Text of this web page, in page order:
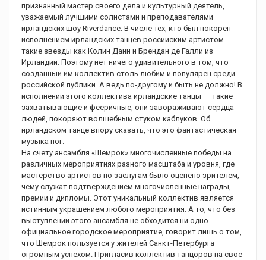
признанный мастер своего дела и культурный деятель,
уважаемый лучшими солистами и преподавателями
ирландских шоу Riverdance. В числе тех, кто был покорен
исполнением ирландских танцев российским артистом
такие звезды как Колин Данн и Брендан де Галли из
Ирландии. Поэтому нет ничего удивительного в том, что
созданный им коллектив столь любим и популярен среди
российской публики. А ведь по-другому и быть не должно! В
исполнении этого коллектива ирландские танцы – такие
захватывающие и фееричные, они завораживают сердца
людей, покоряют волшебным стуком каблуков. Об
ирландском танце впору сказать, что это фантастическая
музыка ног.
На счету ансамбля «Шемрок» многочисленные победы на
различных мероприятиях разного масштаба и уровня, где
мастерство артистов по заслугам было оценено зрителем,
чему служат подтверждением многочисленные награды,
премии и дипломы. Этот уникальный коллектив является
истинным украшением любого мероприятия. А то, что без
выступлений этого ансамбля не обходится ни одно
официальное городское мероприятие, говорит лишь о том,
что Шемрок пользуется у жителей Санкт-Петербурга
огромным успехом. Пригласив коллектив танцоров на свое